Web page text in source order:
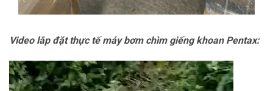
Video lắp đặt thực tế máy bơm chìm giếng khoan Pentax:
Trình
chơi